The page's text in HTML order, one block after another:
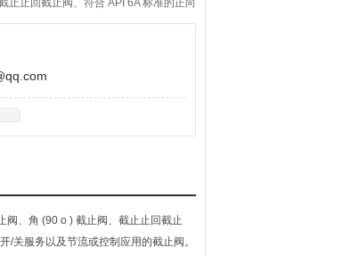
止止回截止阀、符合 API 6A 标准的正向
阀、角 (90 o ) 截止阀、截止止回截止
/关服务以及节流或控制应用的截止阀。